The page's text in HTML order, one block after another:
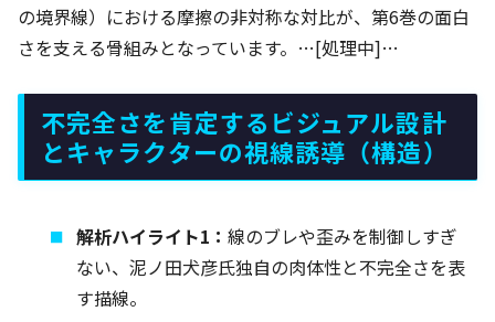
の境界線）における摩擦の非対称な対比が、第6巻の面白
さを支える骨組みとなっています。…[処理中]…
不完全さを肯定するビジュアル設計
とキャラクターの視線誘導（構造）
解析ハイライト1：線のブレや歪みを制御しすぎ
ない、泥ノ田犬彦氏独自の肉体性と不完全さを表
す描線。